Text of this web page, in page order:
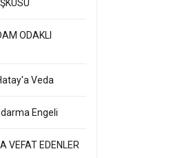
ODAKLI
Veda
Engeli
VEFAT EDENLER